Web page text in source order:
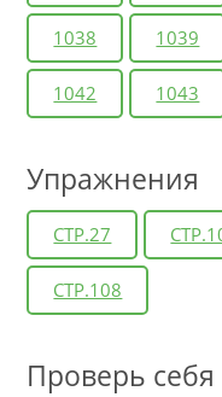
1038 1039
1042 1043
Упражнения
СТР.27
СТР.108
Проверь себя